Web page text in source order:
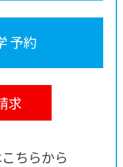
予約
求
ちらから